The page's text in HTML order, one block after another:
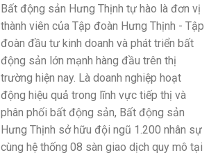
Bất động sản Hưng Thịnh tự hào là đơn vị
thành viên của Tập đoàn Hưng Thịnh - Tập
đoàn đầu tư kinh doanh và phát triển bất
động sản lớn mạnh hàng đầu trên thị
trường hiện nay. Là doanh nghiệp hoạt
động hiệu quả trong lĩnh vực tiếp thị và
phân phối bất động sản, Bất động sản
Hưng Thịnh sở hữu đội ngũ 1.200 nhân sự
cùng hệ thống 08 sàn giao dịch quy mô tại